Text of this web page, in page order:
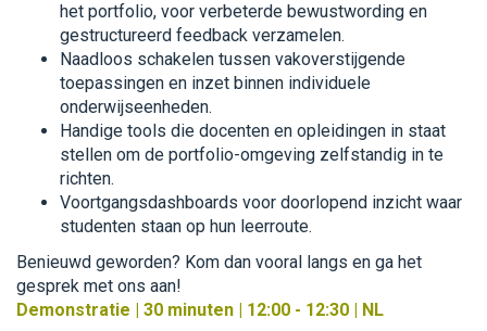
het portfolio, voor verbeterde bewustwording en
gestructureerd feedback verzamelen.
Naadloos schakelen tussen vakoverstijgende
toepassingen en inzet binnen individuele
onderwijseenheden.
Handige tools die docenten en opleidingen in staat
stellen om de portfolio-omgeving zelfstandig in te
richten.
Voortgangsdashboards voor doorlopend inzicht waar
studenten staan op hun leerroute.
Benieuwd geworden? Kom dan vooral langs en ga het
gesprek met ons aan!
Demonstratie | 30 minuten | 12:00 - 12:30 | NL